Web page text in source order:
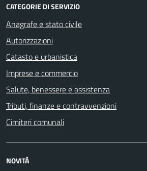
CATEGORIE DI SERVIZIO
Anagrafe e stato civile
Autorizzazioni
Catasto e urbanistica
Imprese e commercio
Salute, benessere e assistenza
Tributi, finanze e contravvenzioni
Cimiteri comunali
NOVITÀ